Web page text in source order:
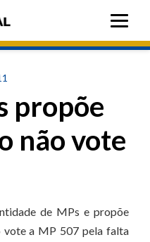
propõe
não vote
de MPs e propõe
vote a MP 507 pela falta